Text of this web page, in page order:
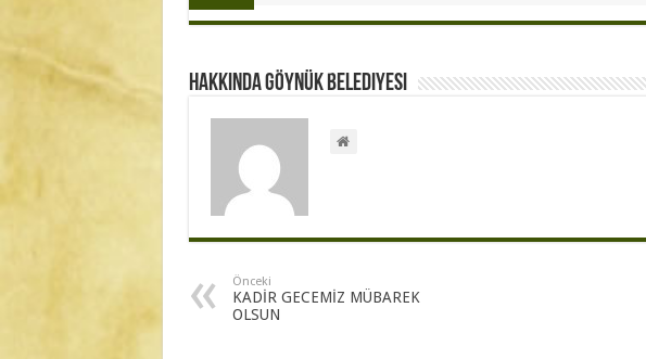
Hakkında Göynük Belediyesi
Önceki
KADİR GECEMİZ MÜBAREK
OLSUN